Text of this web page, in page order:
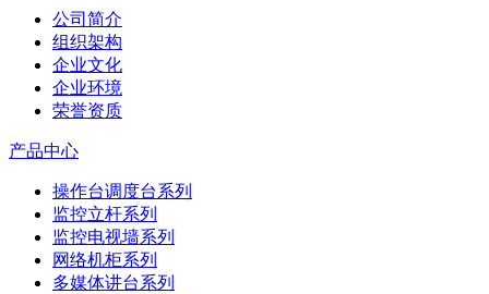
公司简介
组织架构
企业文化
企业环境
荣誉资质
产品中心
操作台调度台系列
监控立杆系列
监控电视墙系列
网络机柜系列
多媒体讲台系列